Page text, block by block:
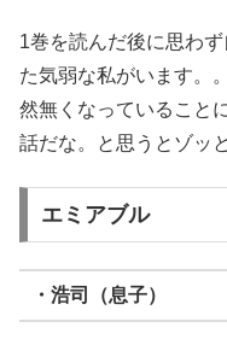
1巻を読んだ後に思わ
た気弱な私がいます。
然無くなっていること
話だな。と思うとゾッ
エミアブル
・浩司（息子）